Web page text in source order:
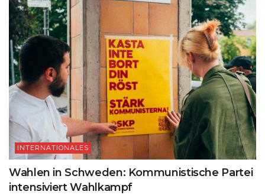
INTERNATIONALES
Wahlen in Schweden: Kommunistische Partei
intensiviert Wahlkampf